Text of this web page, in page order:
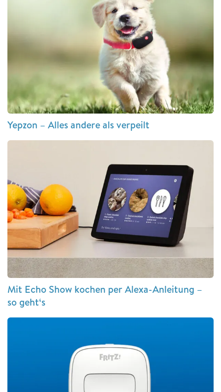
Yepzon – Alles andere als verpeilt
Mit Echo Show kochen per Alexa-Anleitung –
so geht‘s